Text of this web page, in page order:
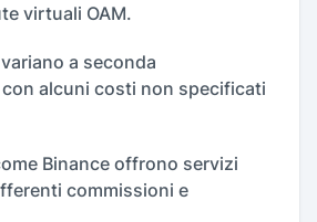
virtuali OAM.
a seconda
con alcuni costi non specificati
Binance offrono servizi
commissioni e